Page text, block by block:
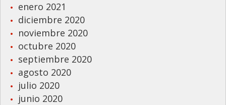
enero 2021
diciembre 2020
noviembre 2020
octubre 2020
septiembre 2020
agosto 2020
julio 2020
junio 2020